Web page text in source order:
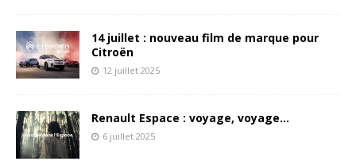
14 juillet : nouveau film de marque pour
Citroën
12 juillet 2025
Renault Espace : voyage, voyage…
6 juillet 2025